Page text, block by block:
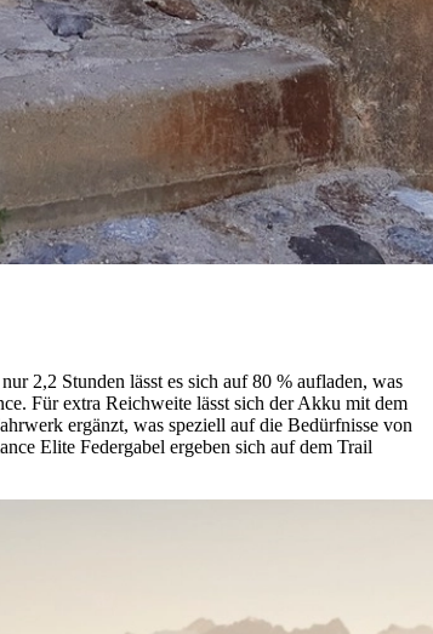
2,2 Stunden lässt es sich auf 80 % aufladen, was
Für extra Reichweite lässt sich der Akku mit dem
ergänzt, was speziell auf die Bedürfnisse von
Elite Federgabel ergeben sich auf dem Trail